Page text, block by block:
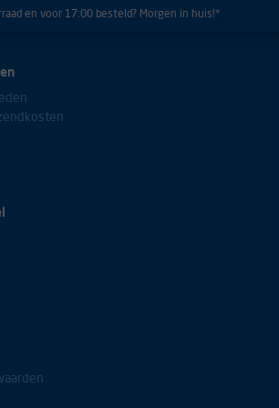
standplaatsslinge. Daarbij ook veiliger door
en voor 17:00 besteld? Morgen in huis!*